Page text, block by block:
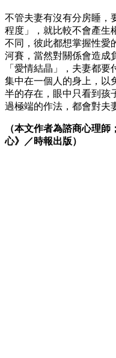
不管夫妻有沒有分房睡，
程度」，就比較不會產生
不同，彼此都想掌握性愛
河賽，當然對關係會造成
「愛情結晶」，夫妻都
集中在一個人的身上，以
半的存在，眼中只看到孩
過極端的作法，都會對夫
（本文作者為諮商心理
心》／時報出版）